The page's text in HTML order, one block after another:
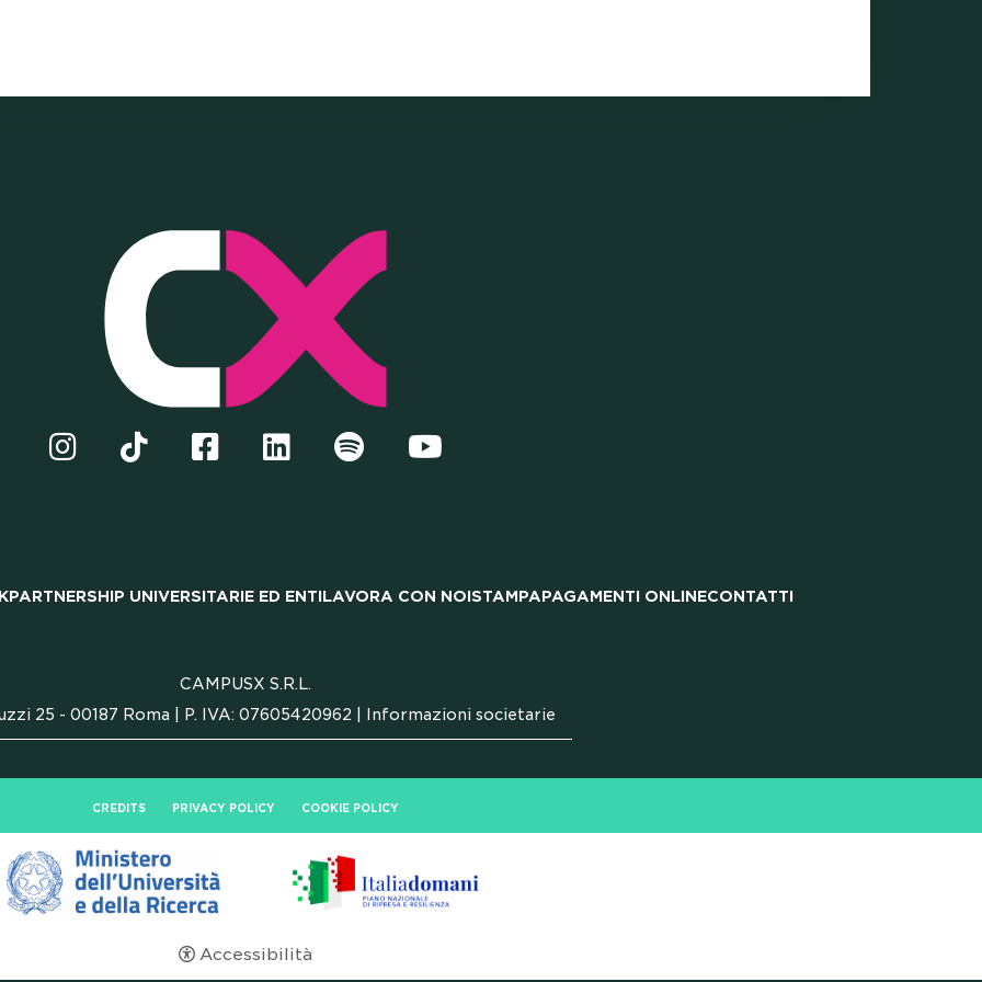
PARTNERSHIP UNIVERSITARIE ED ENTILAVORA CON NOISTAMPAPAGAMENTI ONLINECONTATTI
CAMPUSX S.R.L.
25 - 00187 Roma | P. IVA: 07605420962 |
Informazioni societarie
CREDITS PRIVACY POLICY COOKIE POLICY
Accessibilità